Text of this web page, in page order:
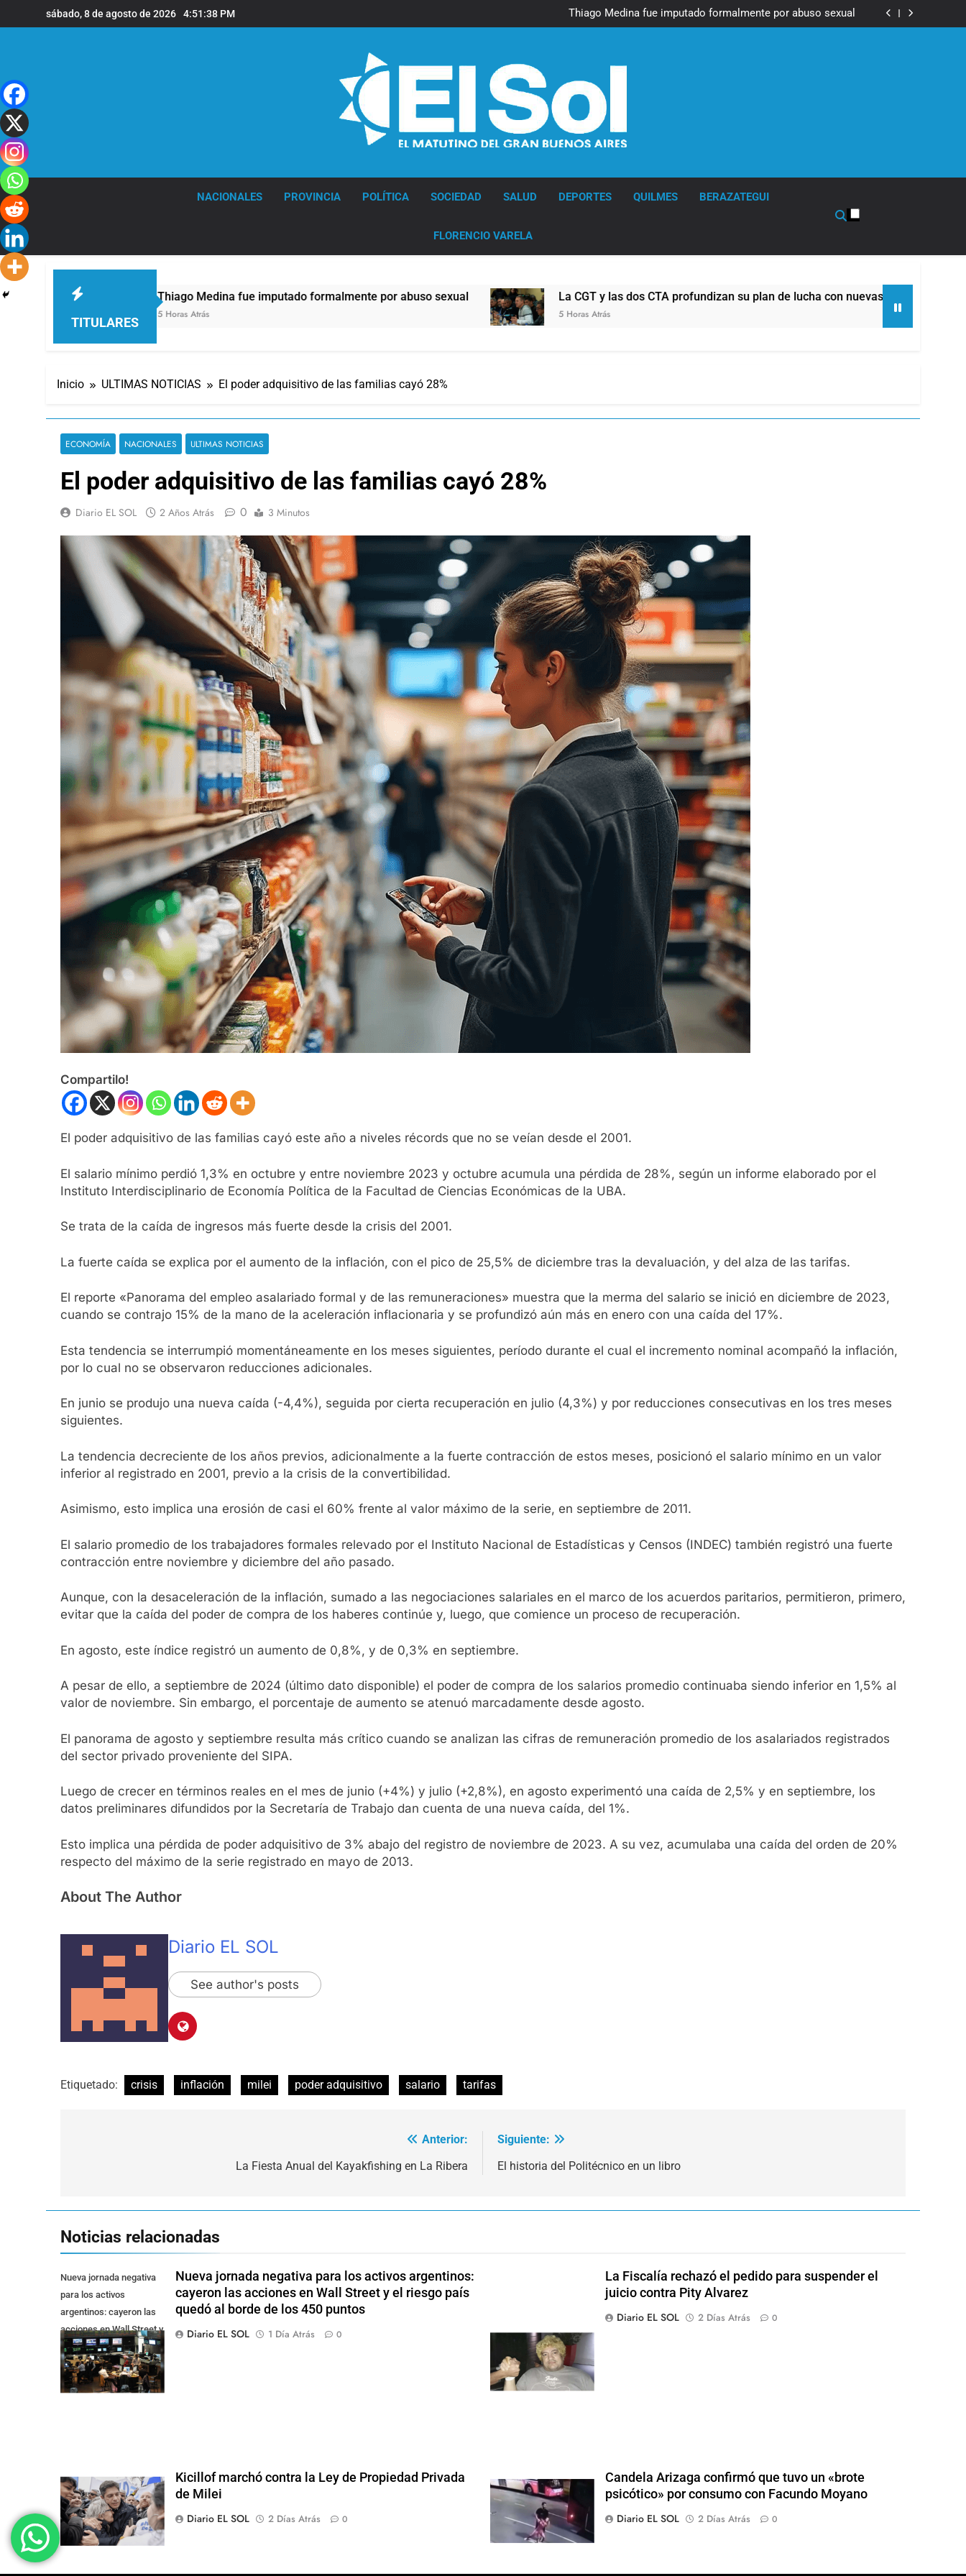
al
sábado, 8 de agosto de 2026 4:51:38 PM
Thiago Medina fue imputado formalmente por abuso sexual
La CGT y las dos CTA profundizan su plan de lucha con nuevas marchas
La CGT y las dos CTA profundizan su plan de lucha con nuevas marchas
NACIONALES PROVINCIA POLÍTICA SOCIEDAD SALUD DEPORTES QUILMES BERAZATEGUI
FLORENCIO VARELA
TITULARES
Thiago Medina fue imputado formalmente por abuso sexual La CGT y las dos CTA profundizan su plan de lucha con nuevas marchas contra el Gobierno
5 Horas Atrás
Inicio ULTIMAS NOTICIAS El poder adquisitivo de las familias cayó 28%
ECONOMÍA NACIONALES ULTIMAS NOTICIAS
El poder adquisitivo de las familias cayó 28%
Diario EL SOL 2 Años Atrás 0 3 Minutos
Compartilo!
El poder adquisitivo de las familias cayó este año a niveles récords que no se veían desde el 2001.
El salario mínimo perdió 1,3% en octubre y entre noviembre 2023 y octubre acumula una pérdida de 28%, según un informe elaborado por el
Instituto Interdisciplinario de Economía Política de la Facultad de Ciencias Económicas de la UBA.
Se trata de la caída de ingresos más fuerte desde la crisis del 2001.
La fuerte caída se explica por el aumento de la inflación, con el pico de 25,5% de diciembre tras la devaluación, y del alza de las tarifas.
El reporte «Panorama del empleo asalariado formal y de las remuneraciones» muestra que la merma del salario se inició en diciembre de 2023,
cuando se contrajo 15% de la mano de la aceleración inflacionaria y se profundizó aún más en enero con una caída del 17%.
Esta tendencia se interrumpió momentáneamente en los meses siguientes, período durante el cual el incremento nominal acompañó la inflación,
por lo cual no se observaron reducciones adicionales.
En junio se produjo una nueva caída (-4,4%), seguida por cierta recuperación en julio (4,3%) y por reducciones consecutivas en los tres meses
siguientes.
La tendencia decreciente de los años previos, adicionalmente a la fuerte contracción de estos meses, posicionó el salario mínimo en un valor
inferior al registrado en 2001, previo a la crisis de la convertibilidad.
Asimismo, esto implica una erosión de casi el 60% frente al valor máximo de la serie, en septiembre de 2011.
El salario promedio de los trabajadores formales relevado por el Instituto Nacional de Estadísticas y Censos (INDEC) también registró una fuerte
contracción entre noviembre y diciembre del año pasado.
Aunque, con la desaceleración de la inflación, sumado a las negociaciones salariales en el marco de los acuerdos paritarios, permitieron, primero,
evitar que la caída del poder de compra de los haberes continúe y, luego, que comience un proceso de recuperación.
En agosto, este índice registró un aumento de 0,8%, y de 0,3% en septiembre.
A pesar de ello, a septiembre de 2024 (último dato disponible) el poder de compra de los salarios promedio continuaba siendo inferior en 1,5% al
valor de noviembre. Sin embargo, el porcentaje de aumento se atenuó marcadamente desde agosto.
El panorama de agosto y septiembre resulta más crítico cuando se analizan las cifras de remuneración promedio de los asalariados registrados
del sector privado proveniente del SIPA.
Luego de crecer en términos reales en el mes de junio (+4%) y julio (+2,8%), en agosto experimentó una caída de 2,5% y en septiembre, los
datos preliminares difundidos por la Secretaría de Trabajo dan cuenta de una nueva caída, del 1%.
Esto implica una pérdida de poder adquisitivo de 3% abajo del registro de noviembre de 2023. A su vez, acumulaba una caída del orden de 20%
respecto del máximo de la serie registrado en mayo de 2013.
About The Author
Diario EL SOL
See author's posts
Etiquetado: crisis inflación milei poder adquisitivo salario tarifas
Anterior:
La Fiesta Anual del Kayakfishing en La Ribera
Siguiente:
El historia del Politécnico en un libro
Noticias relacionadas
Nueva jornada negativa
para los activos
argentinos: cayeron las
acciones en Wall Street y
el riesgo país quedó al
borde de los 450 punt
Nueva jornada negativa para los activos argentinos:
cayeron las acciones en Wall Street y el riesgo país
quedó al borde de los 450 puntos
Diario EL SOL
1 Día Atrás 0
La Fiscalía rechazó el pedido para suspender el
juicio contra Pity Alvarez
Diario EL SOL
2 Días Atrás 0
Kicillof marchó contra la Ley de Propiedad Privada
de Milei
Diario EL SOL
2 Días Atrás 0
Candela Arizaga confirmó que tuvo un «brote
psicótico» por consumo con Facundo Moyano
Diario EL SOL
2 Días Atrás 0